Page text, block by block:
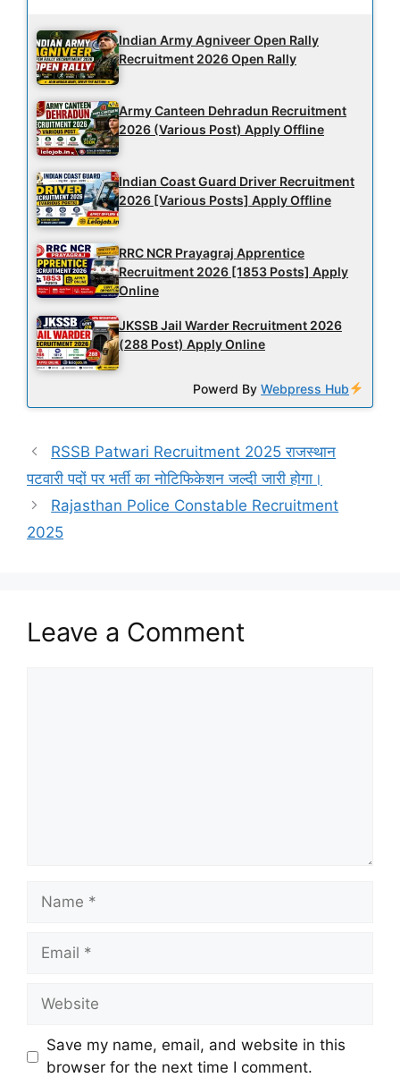
Indian Army Agniveer Open Rally
Recruitment 2026 Open Rally
Army Canteen Dehradun Recruitment
2026 (Various Post) Apply Offline
Indian Coast Guard Driver Recruitment
2026 [Various Posts] Apply Offline
RRC NCR Prayagraj Apprentice
Recruitment 2026 [1853 Posts] Apply
Online
JKSSB Jail Warder Recruitment 2026
(288 Post) Apply Online
Powerd ByWebpress Hub
RSSB Patwari Recruitment 2025 राजस्थान
पटवारी पदों पर भर्ती का नोटिफिकेशन जल्दी जारी होगा।
Rajasthan Police Constable Recruitment
2025
Leave a Comment
Save my name, email, and website in this
browser for the next time I comment.